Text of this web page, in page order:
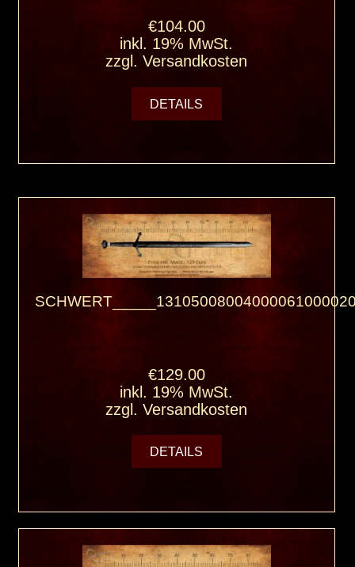
€104.00
inkl. 19% MwSt.
zzgl.Versandkosten
DETAILS
€129.00
inkl. 19% MwSt.
zzgl.Versandkosten
DETAILS